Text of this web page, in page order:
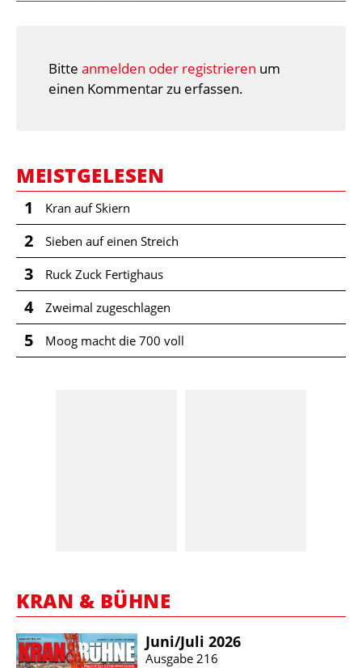
Bitte anmelden oder registrieren um
einen Kommentar zu erfassen.
MEISTGELESEN
1 Kran auf Skiern
2 Sieben auf einen Streich
3 Ruck Zuck Fertighaus
4 Zweimal zugeschlagen
5 Moog macht die 700 voll
KRAN & BÜHNE
Juni/​Juli 2026
Ausgabe 216